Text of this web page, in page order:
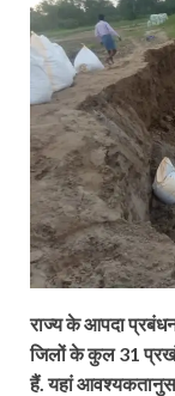
राज्य के आपदा
जिलों के कुल 31
हैं. यहां